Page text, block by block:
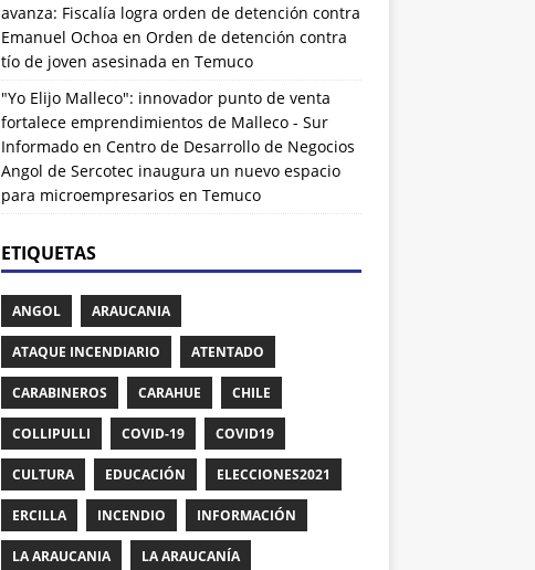
avanza: Fiscalía logra orden de detención contra
Emanuel Ochoa en Orden de detención contra
tío de joven asesinada en Temuco
"Yo Elijo Malleco": innovador punto de venta
fortalece emprendimientos de Malleco - Sur
Informadoen Centro de Desarrollo de Negocios
Angol de Sercotec inaugura un nuevo espacio
para microempresarios en Temuco
ETIQUETAS
ANGOL ARAUCANIA
ATAQUE INCENDIARIO ATENTADO
CARABINEROS CARAHUE CHILE
COLLIPULLI COVID-19 COVID19
CULTURA EDUCACIÓN ELECCIONES2021
ERCILLA INCENDIO INFORMACIÓN
LA ARAUCANIA LA ARAUCANÍA